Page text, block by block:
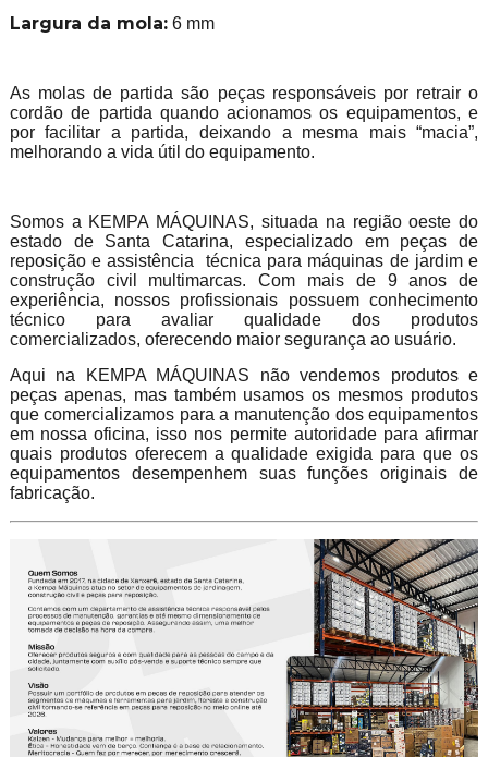
Largura da mola:6 mm
As molas de partida são peças responsáveis por retrair o
cordão de partida quando acionamos os equipamentos, e
por facilitar a partida, deixando a mesma mais “macia”,
melhorando a vida útil do equipamento.
Somos a KEMPA MÁQUINAS, situada na região oeste do
estado de Santa Catarina, especializado em peças de
reposição e assistência técnica para máquinas de jardim e
construção civil multimarcas. Com mais de 9 anos de
experiência, nossos profissionais possuem conhecimento
técnico para avaliar qualidade dos produtos
comercializados, oferecendo maior segurança ao usuário.
Aqui na KEMPA MÁQUINAS não vendemos produtos e
peças apenas, mas também usamos os mesmos produtos
que comercializamos para a manutenção dos equipamentos
em nossa oficina, isso nos permite autoridade para afirmar
quais produtos oferecem a qualidade exigida para que os
equipamentos desempenhem suas funções originais de
fabricação.